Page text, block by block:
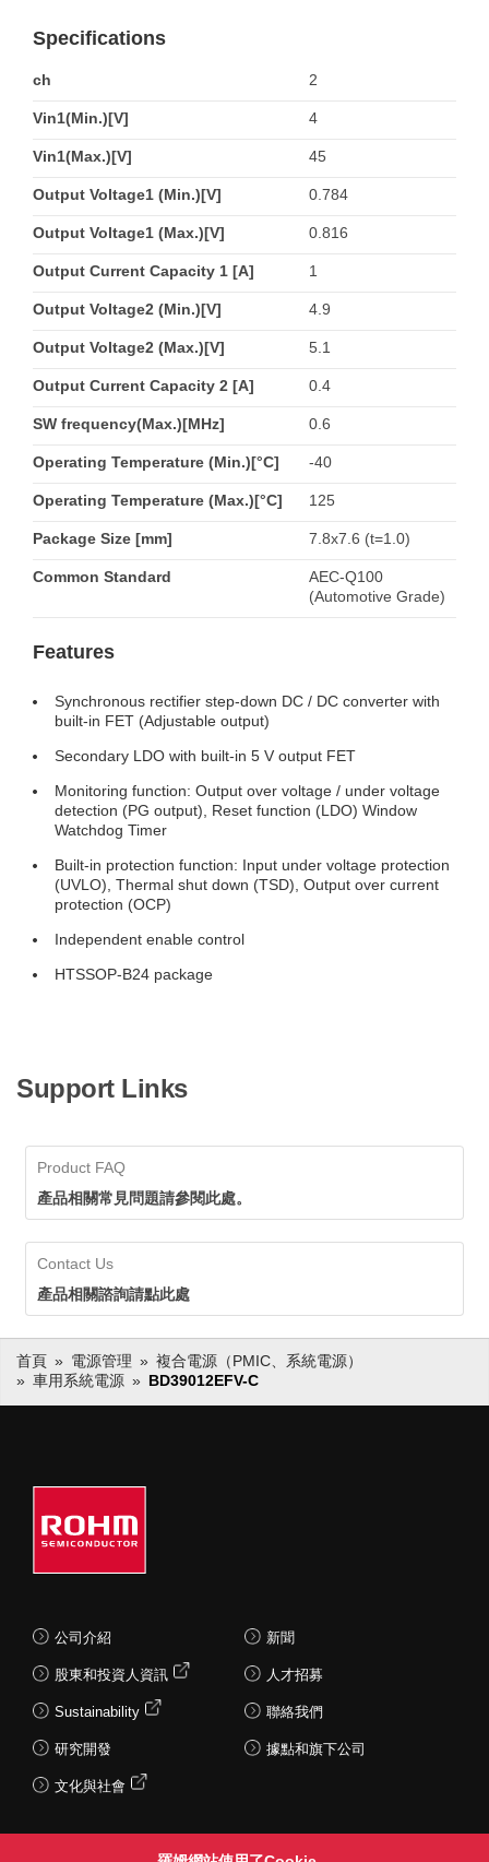
Specifications
ch 2
Vin1(Min.)[V] 4
Vin1(Max.)[V] 45
Output Voltage1 (Min.)[V] 0.784
Output Voltage1 (Max.)[V] 0.816
Output Current Capacity 1 [A] 1
Output Voltage2 (Min.)[V] 4.9
Output Voltage2 (Max.)[V] 5.1
Output Current Capacity 2 [A] 0.4
SW frequency(Max.)[MHz] 0.6
Operating Temperature (Min.)[°C] -40
Operating Temperature (Max.)[°C] 125
Package Size [mm] 7.8x7.6 (t=1.0)
Common Standard
AEC-Q100
(Automotive Grade)
Features
Synchronous rectifier step-down DC / DC converter with
built-in FET (Adjustable output)
Secondary LDO with built-in 5 V output FET
Monitoring function: Output over voltage / under voltage
detection (PG output), Reset function (LDO) Window
Watchdog Timer
Built-in protection function: Input under voltage protection
(UVLO), Thermal shut down (TSD), Output over current
protection (OCP)
Independent enable control
HTSSOP-B24 package
Support Links
Product FAQ
產品相關常見問題請參閱此處。
Contact Us
產品相關諮詢請點此處
首頁 電源管理
複合電源（PMIC、系統電源）
車用系統電源
BD39012EFV-C
公司介紹
股東和投資人資訊
Sustainability
研究開發
文化與社會
新聞
人才招募
聯絡我們
據點和旗下公司